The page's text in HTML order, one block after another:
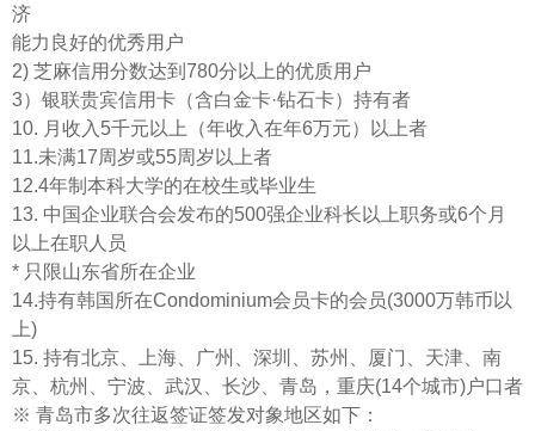
济
能力良好的优秀用户
2) 芝麻信用分数达到780分以上的优质用户
3）银联贵宾信用卡（含白金卡·钻石卡）持有者
10. 月收入5千元以上（年收入在年6万元）以上者
11.未满17周岁或55周岁以上者
12.4年制本科大学的在校生或毕业生
13. 中国企业联合会发布的500强企业科长以上职务或6个月
以上在职人员
* 只限山东省所在企业
14.持有韩国所在Condominium会员卡的会员(3000万韩币以
上)
15. 持有北京、上海、广州、深圳、苏州、厦门、天津、南
京、杭州、宁波、武汉、长沙、青岛，重庆(14个城市)户口者
※ 青岛市多次往返签证签发对象地区如下：